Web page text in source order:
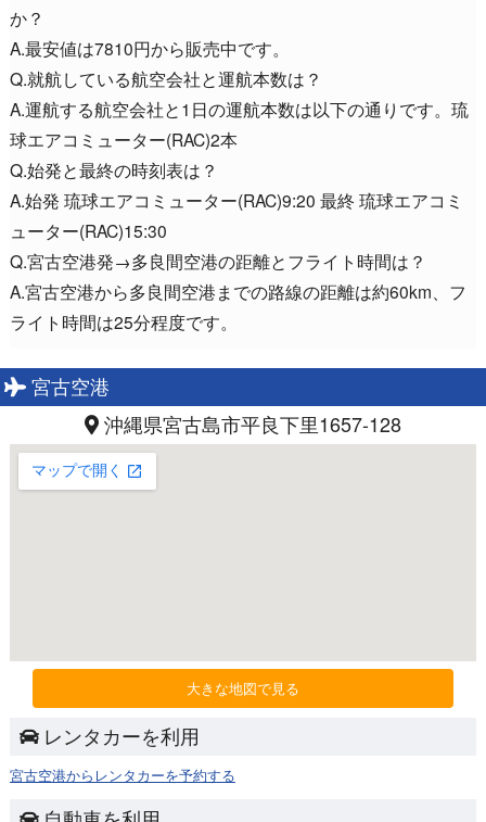
か？
A.最安値は7810円から販売中です。
Q.就航している航空会社と運航本数は？
A.運航する航空会社と1日の運航本数は以下の通りです。琉
球エアコミューター(RAC)2本
Q.始発と最終の時刻表は？
A.始発 琉球エアコミューター(RAC)9:20 最終 琉球エアコミ
ューター(RAC)15:30
Q.宮古空港発→多良間空港の距離とフライト時間は？
A.宮古空港から多良間空港までの路線の距離は約60km、フ
ライト時間は25分程度です。
宮古空港
沖縄県宮古島市平良下里1657-128
大きな地図で見る
レンタカーを利用
宮古空港からレンタカーを予約する